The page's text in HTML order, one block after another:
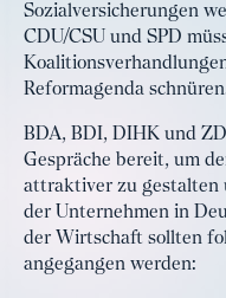
Sozialversicherungen
CDU/CSU und SPD
Reformagenda
BDA, BDI, DIHK und
Gespräche bereit, um
attraktiver zu gestalten
der Unternehmen in
der Wirtschaft sollten
angegangen werden: